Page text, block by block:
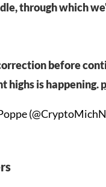
through which
before
highs is happening.